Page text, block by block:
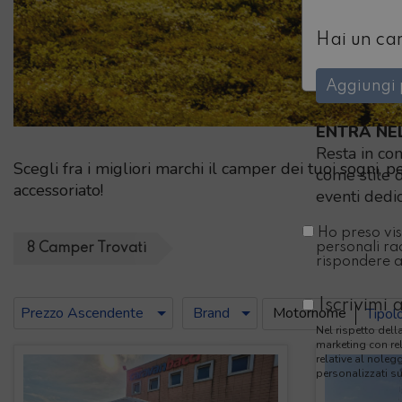
Scegli fra i migliori marchi il camper dei tuoi sogni,
accessoriato!
8 Camper Trovati
Hai un
Aggiungi
ENTRA
Resta in
come stile
eventi
Ho preso
personali
rispondere
Iscrivimi
Nel rispetto
marketing con
relative al
personalizzati
Prezzo Ascendente Brand Tipologie
Motorhome